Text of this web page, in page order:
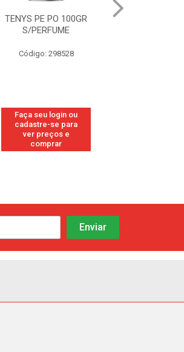
PE PO 100GR MENTA
FRESH
Código: 113
Faça seu login ou
cadastre-se para
ver preços e
comprar